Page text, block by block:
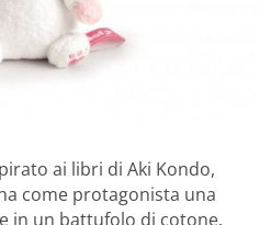
ai libri di Aki Kondo,
come protagonista una
in un battufolo di cotone.